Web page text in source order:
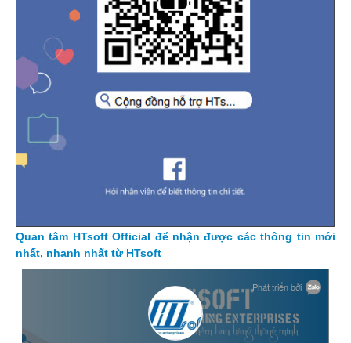
Quan tâm HTsoft Official để nhận được các thông tin mới
nhất, nhanh nhất từ HTsoft